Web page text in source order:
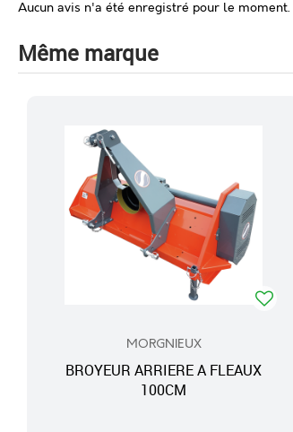
Aucun avis n'a été enregistré pour le moment.
Même marque
MORGNIEUX
BROYEUR ARRIERE A FLEAUX
100CM